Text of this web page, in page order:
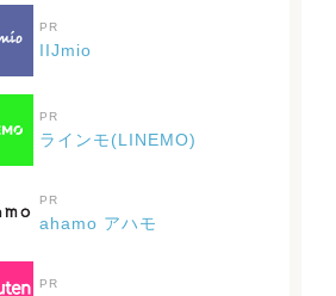
PR
IIJmio
PR
ラインモ(LINEMO)
PR
ahamo アハモ
PR